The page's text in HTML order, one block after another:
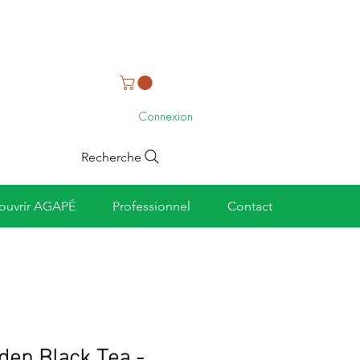
Connexion
Recherche
AGAPÉ Professionnel Contact